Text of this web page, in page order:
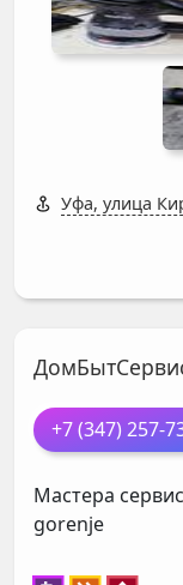
Уфа, улица
+7 (347) 257-
Мастера
gorenje